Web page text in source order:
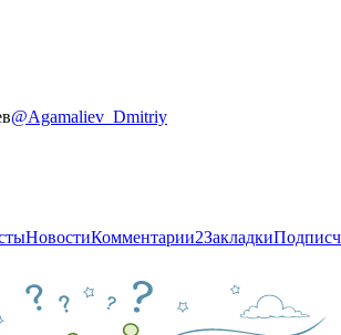
@Agamaliev_Dmitriy
НовостиКомментарии2Закладки